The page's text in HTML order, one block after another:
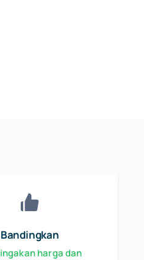
Bandingkan
harga dan